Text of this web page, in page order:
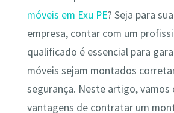
móveis em Exu PE? Seja para
empresa, contar com um
qualificado é essencial para
móveis sejam montados
segurança. Neste artigo, vamos
vantagens de contratar um